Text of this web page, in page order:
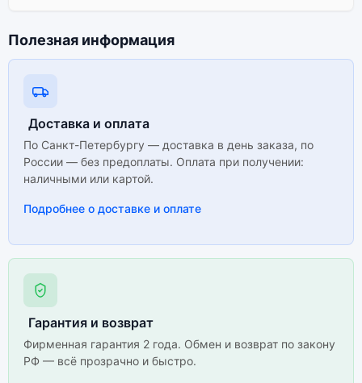
Полезная информация
Доставка и оплата
По Санкт-Петербургу — доставка в день заказа, по
России — без предоплаты. Оплата при получении:
наличными или картой.
Подробнее о доставке и оплате
Гарантия и возврат
Фирменная гарантия 2 года. Обмен и возврат по закону
РФ — всё прозрачно и быстро.